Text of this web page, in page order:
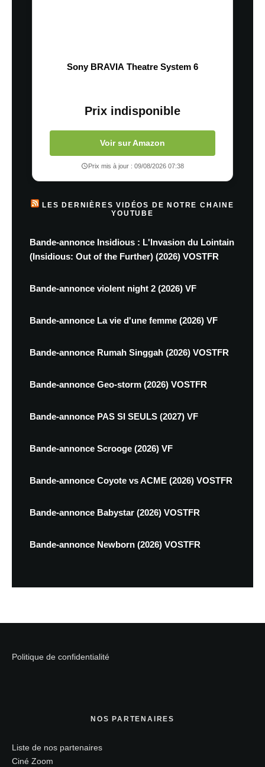
Sony BRAVIA Theatre System 6
Prix indisponible
Voir sur Amazon
Prix mis à jour : 09/08/2026 07:38
LES DERNIÈRES VIDÉOS DE NOTRE CHAINE
YOUTUBE
Bande-annonce Insidious : L'Invasion du Lointain
(Insidious: Out of the Further) (2026) VOSTFR
Bande-annonce violent night 2 (2026) VF
Bande-annonce La vie d'une femme (2026) VF
Bande-annonce Rumah Singgah (2026) VOSTFR
Bande-annonce Geo-storm (2026) VOSTFR
Bande-annonce PAS SI SEULS (2027) VF
Bande-annonce Scrooge (2026) VF
Bande-annonce Coyote vs ACME (2026) VOSTFR
Bande-annonce Babystar (2026) VOSTFR
Bande-annonce Newborn (2026) VOSTFR
Politique de confidentialité
NOS PARTENAIRES
Liste de nos partenaires
Ciné Zoom